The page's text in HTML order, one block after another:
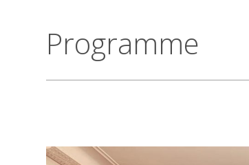
Programme